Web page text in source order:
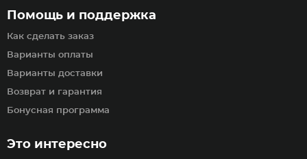
Помощь и поддержка
Как сделать заказ
Варианты оплаты
Варианты доставки
Возврат и гарантия
Бонусная программа
Это интересно